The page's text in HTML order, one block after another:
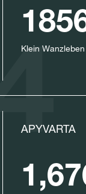
Klein Wanzleben
APYVARTA